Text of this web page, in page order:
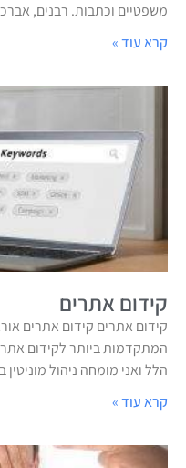
משפטיים וכתבות. רבנים,
קרא עוד »
קידום אתרים
קידום אתרים קידום אתרים
המתקדמות ביותר לקידום
הלל ואני מומחה ניהול מוניטין
קרא עוד »